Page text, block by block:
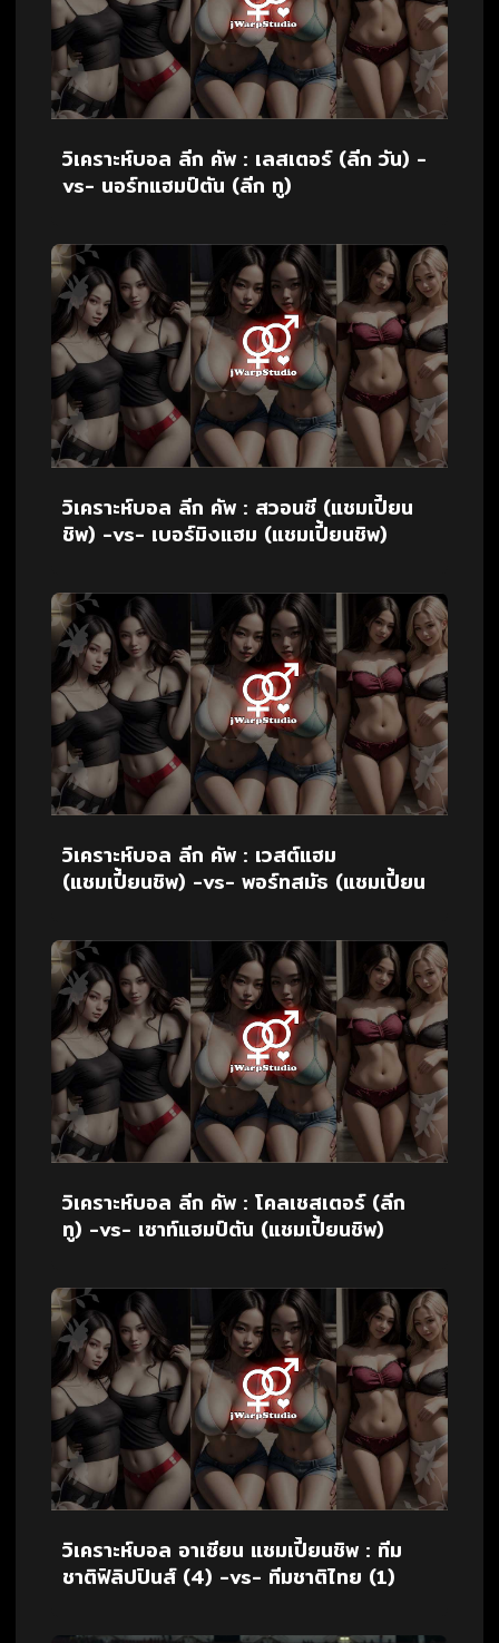
วิเคราะห์บอล ลีก คัพ : เลสเตอร์ (ลีก วัน) -
vs- นอร์ทแฮมป์ตัน (ลีก ทู)
วิเคราะห์บอล ลีก คัพ : สวอนซี (แชมเปี้ยน
ชิพ) -vs- เบอร์มิงแฮม (แชมเปี้ยนชิพ)
วิเคราะห์บอล ลีก คัพ : เวสต์แฮม
(แชมเปี้ยนชิพ) -vs- พอร์ทสมัธ (แชมเปี้ยน
วิเคราะห์บอล ลีก คัพ : โคลเชสเตอร์ (ลีก
ทู) -vs- เซาท์แฮมป์ตัน (แชมเปี้ยนชิพ)
วิเคราะห์บอล อาเซียน แชมเปี้ยนชิพ : ทีม
ชาติฟิลิปปินส์ (4) -vs- ทีมชาติไทย (1)